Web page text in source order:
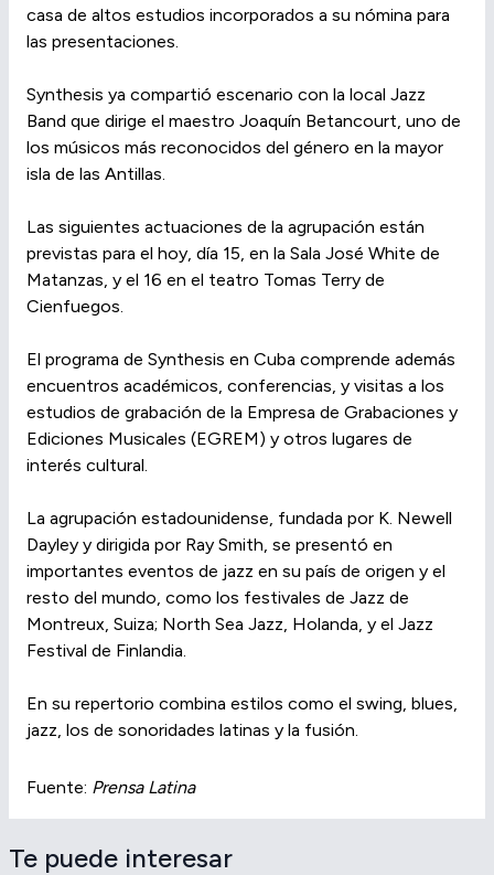
casa de altos estudios incorporados a su nómina para
las presentaciones.
Synthesis ya compartió escenario con la local Jazz
Band que dirige el maestro Joaquín Betancourt, uno de
los músicos más reconocidos del género en la mayor
isla de las Antillas.
Las siguientes actuaciones de la agrupación están
previstas para el hoy, día 15, en la Sala José White de
Matanzas, y el 16 en el teatro Tomas Terry de
Cienfuegos.
El programa de Synthesis en Cuba comprende además
encuentros académicos, conferencias, y visitas a los
estudios de grabación de la Empresa de Grabaciones y
Ediciones Musicales (EGREM) y otros lugares de
interés cultural.
La agrupación estadounidense, fundada por K. Newell
Dayley y dirigida por Ray Smith, se presentó en
importantes eventos de jazz en su país de origen y el
resto del mundo, como los festivales de Jazz de
Montreux, Suiza; North Sea Jazz, Holanda, y el Jazz
Festival de Finlandia.
En su repertorio combina estilos como el swing, blues,
jazz, los de sonoridades latinas y la fusión.
Fuente: Prensa Latina
Te puede interesar